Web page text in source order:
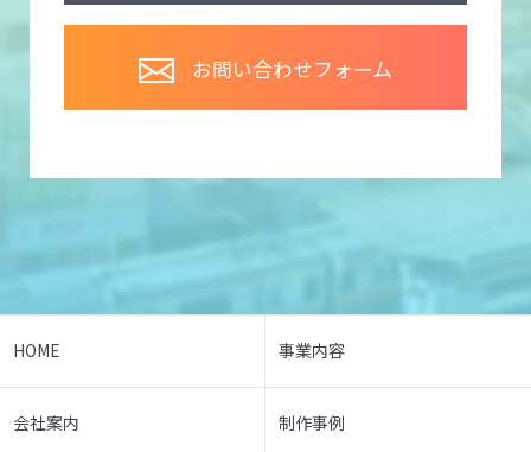
お問い合わせフォーム
HOME 事業内容
会社案内 制作事例